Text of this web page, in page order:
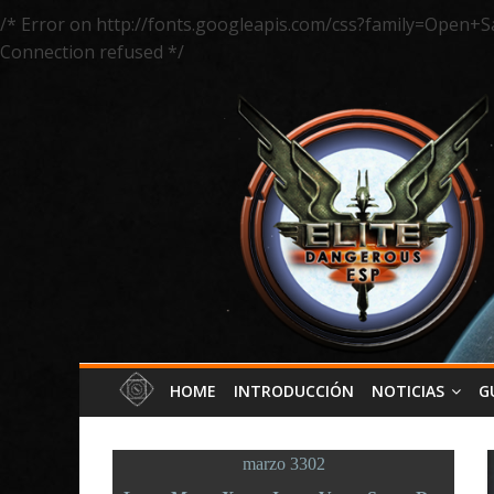
/* Error on http://fonts.googleapis.com/
Connection refused */
HOME INTRODUCCIÓN NOTICIAS
marzo 3302